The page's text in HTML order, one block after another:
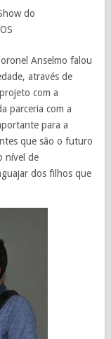
do
Anselmo falou
através de
com a
parceria com a
para a
que são o futuro
nível de
dos filhos que